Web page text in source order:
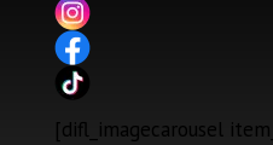
[difl_imagecarousel